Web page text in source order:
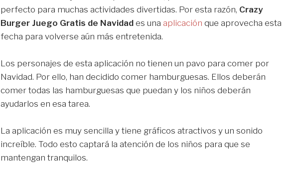
perfecto para muchas actividades divertidas. Por esta razón, Crazy
Burger Juego Gratis de Navidad es una aplicación que aprovecha esta
fecha para volverse aún más entretenida.
Los personajes de esta aplicación no tienen un pavo para comer por
Navidad. Por ello, han decidido comer hamburguesas. Ellos deberán
comer todas las hamburguesas que puedan y los niños deberán
ayudarlos en esa tarea.
La aplicación es muy sencilla y tiene gráficos atractivos y un sonido
increíble. Todo esto captará la atención de los niños para que se
mantengan tranquilos.